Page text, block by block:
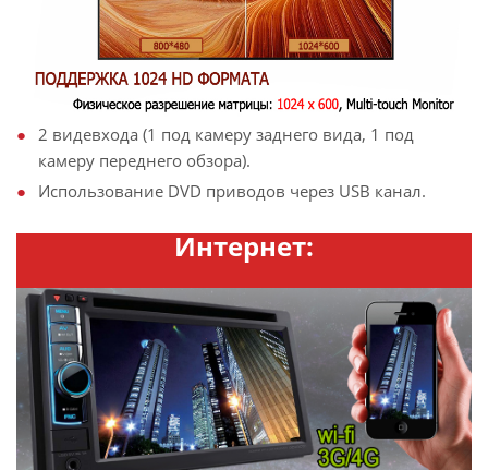
2 видевхода (1 под камеру заднего вида, 1 под
камеру переднего обзора).
Использование DVD приводов через USB канал.
Интернет: